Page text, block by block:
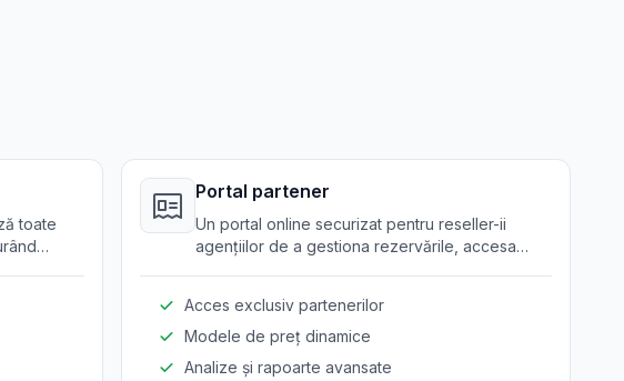
toate
Portal partener
Un portal online securizat pentru reseller-ii
agențiilor de a gestiona rezervările, accesa
Acces exclusiv partenerilor
Modele de preț dinamice
Analize și rapoarte avansate